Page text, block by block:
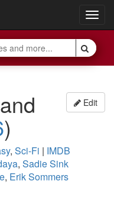
Edit
)
, Sci-Fi | IMDB
, Sadie Sink
, Erik Sommers